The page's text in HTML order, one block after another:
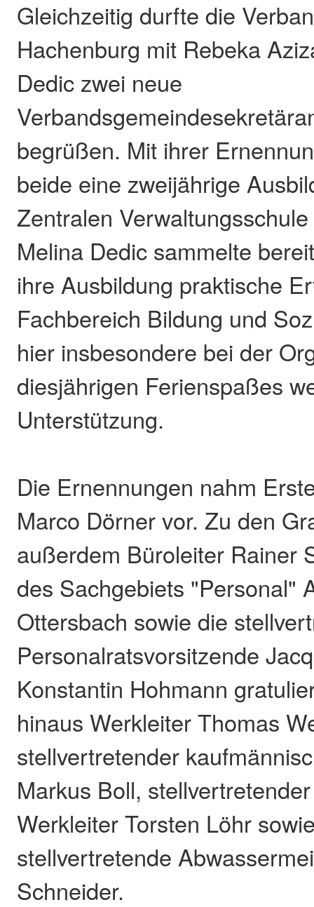
Gleichzeitig durfte die
Hachenburg mit Rebeka
Dedic zwei neue
begrüßen. Mit ihrer
beide eine zweijährige
Zentralen
Melina Dedic sammelte
ihre Ausbildung praktische
Fachbereich Bildung und
hier insbesondere bei der
diesjährigen Ferienspaßes
Unterstützung.
Die Ernennungen nahm
Marco Dörner vor. Zu den
außerdem Büroleiter Rainer
des Sachgebiets "Personal"
Ottersbach sowie die
Personalratsvorsitzende
Konstantin Hohmann
hinaus Werkleiter Thomas
stellvertretender
Markus Boll,
Werkleiter Torsten Löhr
stellvertretende
Schneider.